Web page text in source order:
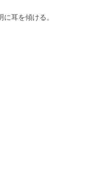
耳を傾ける。